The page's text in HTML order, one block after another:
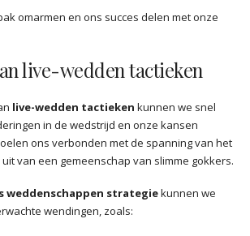
omarmen en ons succes delen met onze
live-wedden tactieken
live-wedden tactieken kunnen we snel
in de wedstrijd en onze kansen
ons verbonden met de spanning van het
van een gemeenschap van slimme gokkers.
weddenschappen strategiekunnen we
wendingen, zoals: